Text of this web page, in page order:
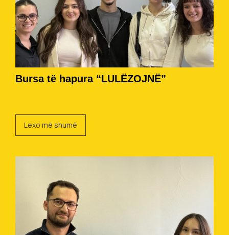
Bursa të hapura “LULËZOJNË”
Lexo më shumë